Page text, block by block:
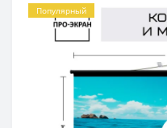
Популярный